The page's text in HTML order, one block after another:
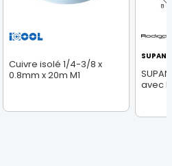
Cuivre isolé 1/4-3/8 x
0.8mm x 20m M1
avec